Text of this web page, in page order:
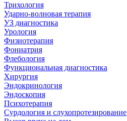
Трихология
Ударно-волновая терапия
УЗ диагностика
Урология
Физиотерапия
Фониатрия
Флебология
Функциональная диагностика
Хирургия
Эндокринология
Эндоскопия
Психотерапия
Сурдология и слухопротезирование